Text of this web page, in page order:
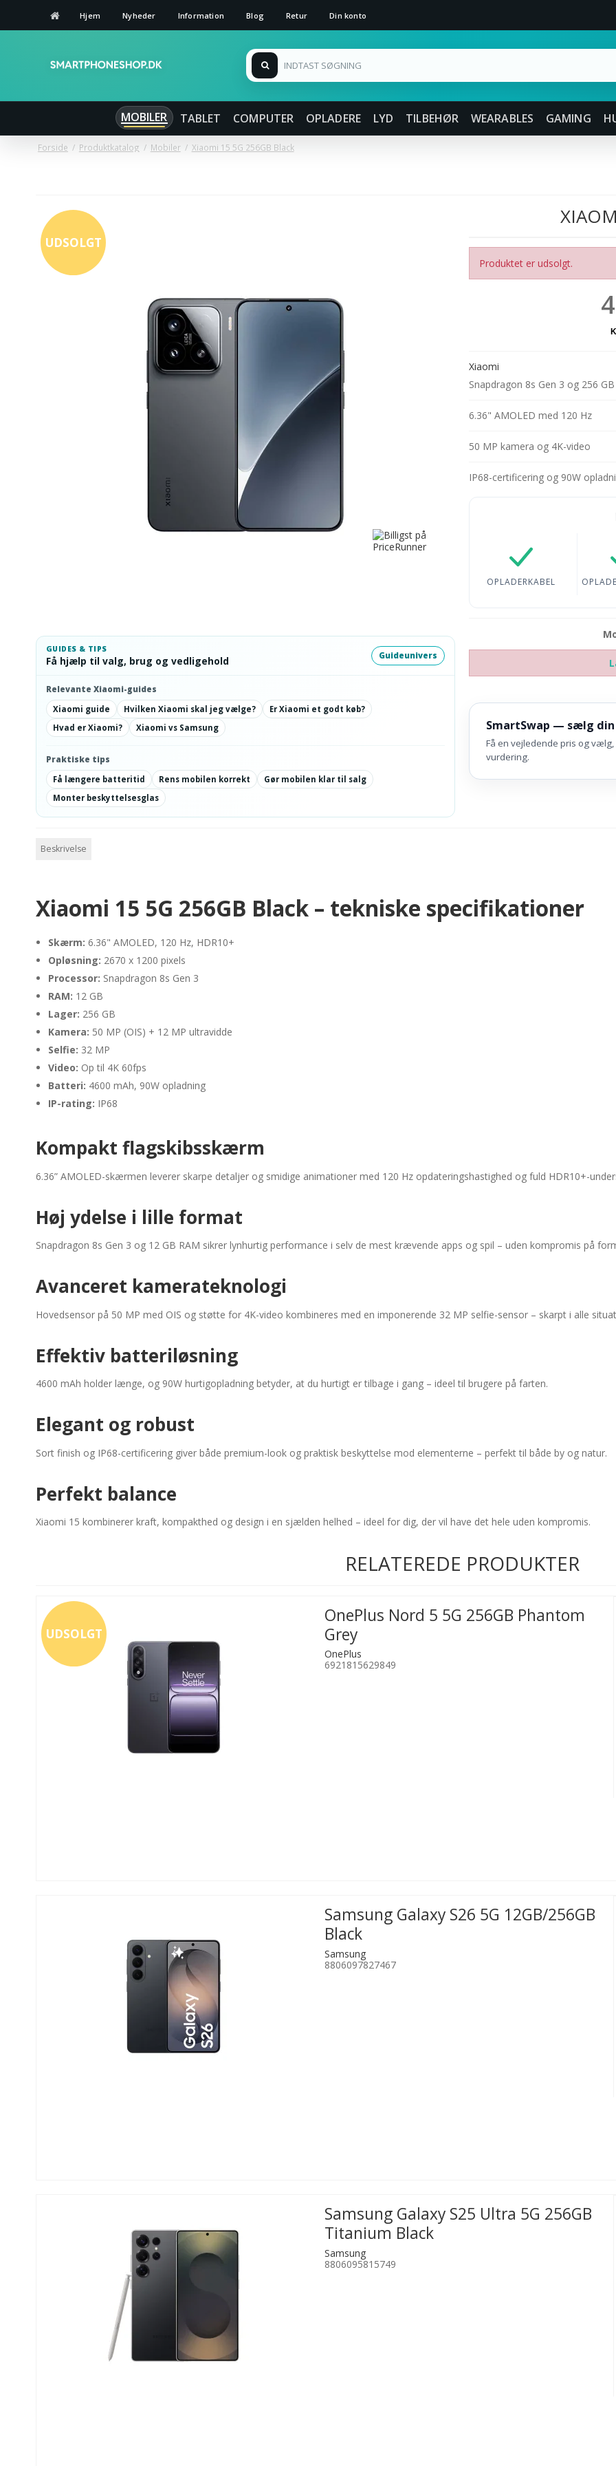
Hjem Nyheder Information Blog Retur Din konto
MOBILER TABLET COMPUTER OPLADERE LYD TILBEHØR WEARABLES GAMING
Forside / Produktkatalog / Mobiler / Xiaomi 15 5G 256GB Black
UDSOLGT
GUIDES & TIPS
Få hjælp til valg, brug og vedligehold Guideunivers
Relevante Xiaomi-guides
Xiaomi guide
Hvilken Xiaomi skal jeg vælge?
Er Xiaomi et godt køb?
Hvad er Xiaomi?
Xiaomi vs Samsung
Praktiske tips
Få længere batteritid
Rens mobilen korrekt
Gør mobilen klar til salg
Monter beskyttelsesglas
Produktet er udsolgt.
Xiaomi
Snapdragon 8s Gen 3 og 256
6.36" AMOLED med 120 Hz
50 MP kamera og 4K-video
IP68-certificering og 90W
Opladerkabel:
OPLADERKABEL
SmartSwap — sælg
Få en vejledende pris og
vurdering.
Beskrivelse
Xiaomi 15 5G 256GB Black – tekniske specifikationer
Skærm: 6.36" AMOLED, 120 Hz, HDR10+
Opløsning: 2670 x 1200 pixels
Processor: Snapdragon 8s Gen 3
RAM: 12 GB
Lager: 256 GB
Kamera: 50 MP (OIS) + 12 MP ultravidde
Selfie: 32 MP
Video: Op til 4K 60fps
Batteri: 4600 mAh, 90W opladning
IP-rating: IP68
Kompakt flagskibsskærm
6.36” AMOLED-skærmen leverer skarpe detaljer og smidige animationer med 120 Hz opdateringshastighed og fuld HDR10+-
Høj ydelse i lille format
Snapdragon 8s Gen 3 og 12 GB RAM sikrer lynhurtig performance i selv de mest krævende apps og spil – uden kompromis på
Avanceret kamerateknologi
Hovedsensor på 50 MP med OIS og støtte for 4K-video kombineres med en imponerende 32 MP selfie-sensor – skarpt i alle
Effektiv batteriløsning
4600 mAh holder længe, og 90W hurtigopladning betyder, at du hurtigt er tilbage i gang – ideel til brugere på farten.
Elegant og robust
Sort finish og IP68-certificering giver både premium-look og praktisk beskyttelse mod elementerne – perfekt til både by og natur.
Perfekt balance
Xiaomi 15 kombinerer kraft, kompakthed og design i en sjælden helhed – ideel for dig, der vil have det hele uden kompromis.
RELATEREDE PRODUKTER
UDSOLGT
OnePlus Nord 5 5G 256GB Phantom
Grey
OnePlus
6921815629849
Samsung Galaxy S26 5G 12GB/256GB
Black
Samsung
8806097827467
Samsung Galaxy S25 Ultra 5G 256GB
Titanium Black
Samsung
8806095815749